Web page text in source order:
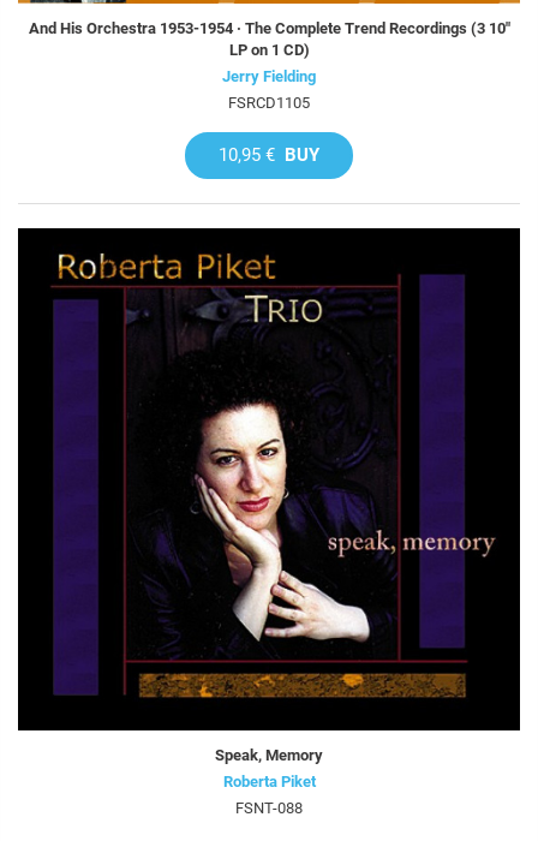
And His Orchestra 1953-1954 · The Complete Trend Recordings (3 10"
LP on 1 CD)
Jerry Fielding
FSRCD1105
10,95 € BUY
Speak, Memory
Roberta Piket
FSNT-088